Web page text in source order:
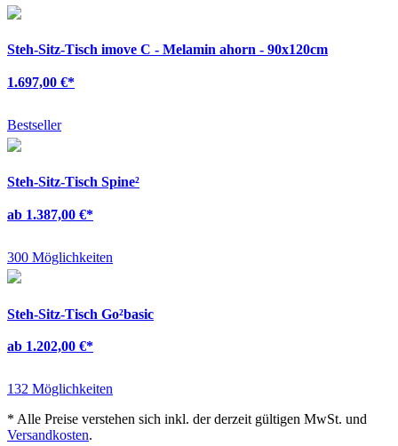
Steh-Sitz-Tisch imove C - Melamin ahorn - 90x120cm
1.697,00 €*
Bestseller
Steh-Sitz-Tisch Spine²
ab 1.387,00 €*
300 Möglichkeiten
Steh-Sitz-Tisch Go²basic
ab 1.202,00 €*
132 Möglichkeiten
* Alle Preise verstehen sich inkl. der derzeit gültigen MwSt. und
Versandkosten.